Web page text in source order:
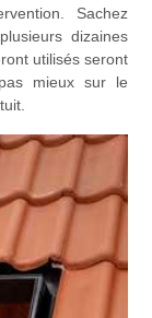
Sachez
dizaines
utilisés seront
mieux sur le